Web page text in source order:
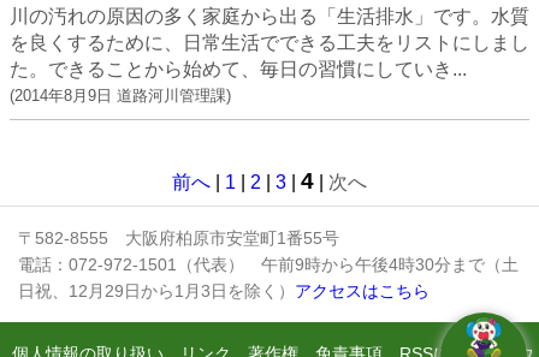
川の汚れの原因の多く家庭から出る「生活排水」です。水質
を良くするために、日常生活でできる工夫をリストにしまし
た。できることから始めて、毎日の習慣にしていき...
(2014年8月9日 道路河川管理課)
前へ 1 2 3 4 次へ
〒582-8555 大阪府柏原市安堂町1番55号
電話：072-972-1501（代表） 午前9時から午後4時30分まで（土
日祝、12月29日から1月3日を除く） アクセスはこちら